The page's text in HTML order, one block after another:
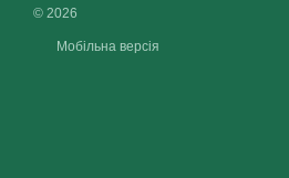
© 2026
Мобільна версія